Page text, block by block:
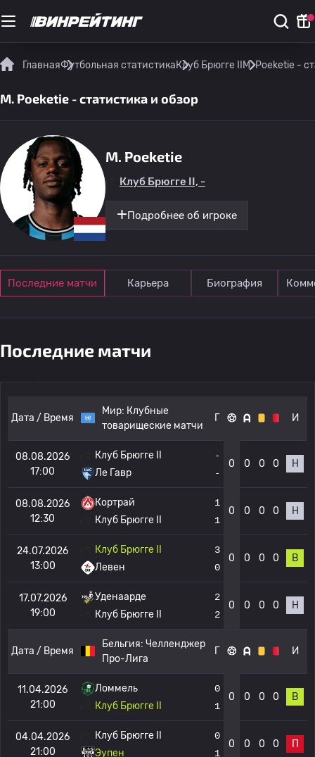
ГлавнаяФутбольная статистикаКлуб Брюгге II M. Poeketie -
M. Poeketie - статистика и обзор
M. Poeketie
Клуб Брюгге II, -
Подробнее об игроке
Последние матчи Карьера Биография
Последние матчи
Дата / Время
Мир: Клубные
товарищеские матчи
Г И
08.08.2026
17:00
Клуб Брюгге II
Ле Гавр
-
-
0 0 0 0 Н
08.08.2026
12:30
Кортрай
Клуб Брюгге II
1
1
0 0 0 0 Н
24.07.2026
13:00
Клуб Брюгге II
Левен
3
0
0 0 0 0 В
17.07.2026
19:00
Уденаарде
Клуб Брюгге II
2
2
0 0 0 0 Н
Дата / Время
Бельгия: Челленджер
Про-Лига
Г И
11.04.2026
21:00
Ломмель
Клуб Брюгге II
0
1
0 0 0 0 В
04.04.2026
21:00
Клуб Брюгге II
Эупен
0
1
0 0 0 0 П